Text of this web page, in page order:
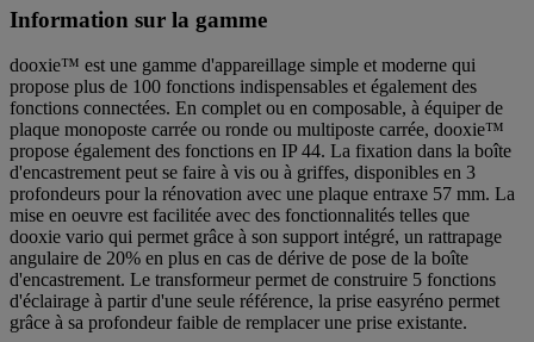
Information sur la gamme
dooxie™ est une gamme d'appareillage simple et moderne qui
propose plus de 100 fonctions indispensables et également des
fonctions connectées. En complet ou en composable, à équiper de
plaque monoposte carrée ou ronde ou multiposte carrée, dooxie™
propose également des fonctions en IP 44. La fixation dans la boîte
d'encastrement peut se faire à vis ou à griffes, disponibles en 3
profondeurs pour la rénovation avec une plaque entraxe 57 mm. La
mise en oeuvre est facilitée avec des fonctionnalités telles que
dooxie vario qui permet grâce à son support intégré, un rattrapage
angulaire de 20% en plus en cas de dérive de pose de la boîte
d'encastrement. Le transformeur permet de construire 5 fonctions
d'éclairage à partir d'une seule référence, la prise easyréno permet
grâce à sa profondeur faible de remplacer une prise existante.